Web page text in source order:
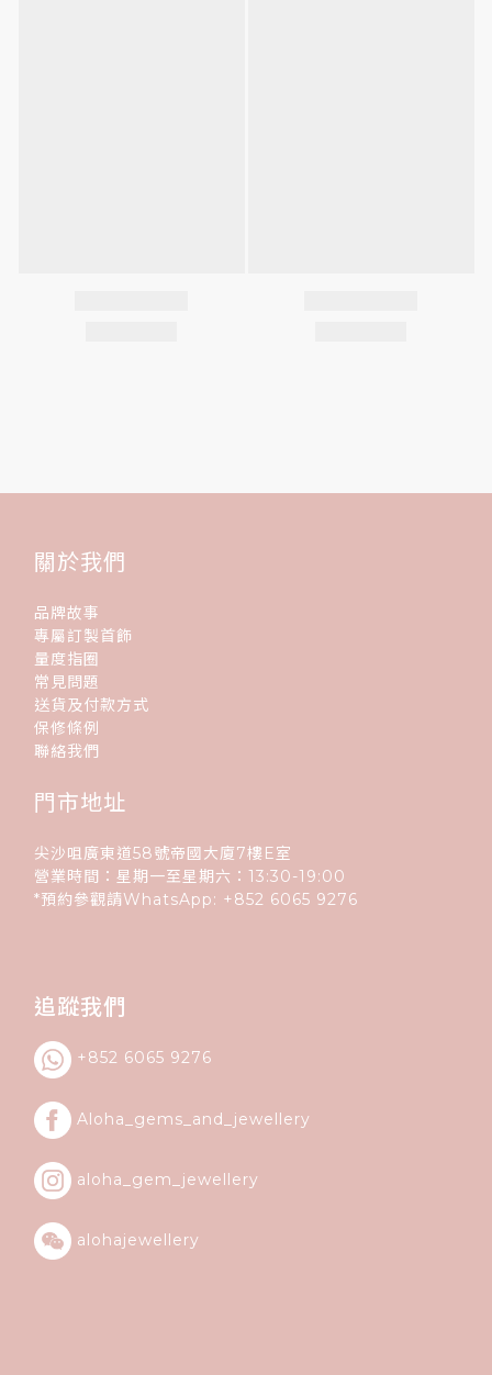
關於我們
品牌故事
專屬訂製首飾
量度指圈
常見問題
送貨及付款方式
保修條例
聯絡我們
門市地址
尖沙咀廣東道58號帝國大廈7樓E室
營業時間：星期一至星期六：13:30-19:00
*預約參觀請WhatsApp: +852 6065 9276
追蹤我們
+852 6065 9276
Aloha_gems_and_ jewellery
aloha_gem_jewellery
alohajewellery